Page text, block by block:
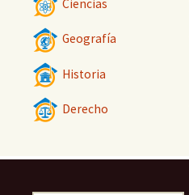
Ciencias
Geografía
Historia
Derecho